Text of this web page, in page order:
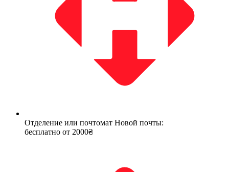
Отделение или почтомат Новой почты:
бесплатно от 2000₴